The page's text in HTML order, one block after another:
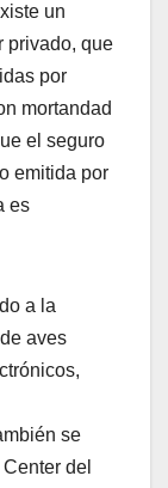
un
privado, que
por
mortandad
el seguro
emitida por
es
a la
aves
se
del